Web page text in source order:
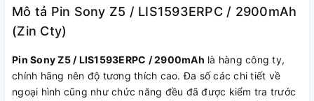
Mô tả Pin Sony Z5 / LIS1593ERPC / 2900mAh
(Zin Cty)
Pin Sony Z5 / LIS1593ERPC / 2900mAh là hàng công ty,
chính hãng nên độ tương thích cao. Đa số các chi tiết về
ngoại hình cũng như chức năng đều đã được kiểm tra trước